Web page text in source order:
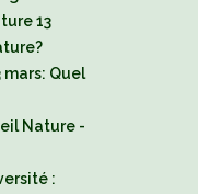
13
mars: Quel
Nature -
: